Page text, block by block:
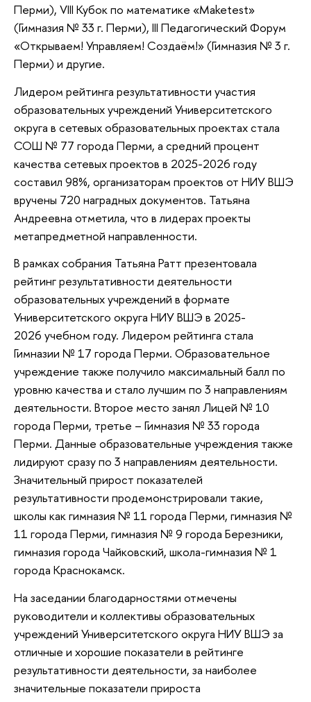
Перми), VIII Кубок по математике «Maketest»
(Гимназия № 33 г. Перми), III Педагогический Форум
«Открываем! Управляем! Создаём!» (Гимназия № 3 г.
Перми) и другие.
Лидером рейтинга результативности участия
образовательных учреждений Университетского
округа в сетевых образовательных проектах стала
СОШ № 77 города Перми, а средний процент
качества сетевых проектов в 2025-2026 году
составил 98%, организаторам проектов от НИУ ВШЭ
вручены 720 наградных документов. Татьяна
Андреевна отметила, что в лидерах проекты
метапредметной направленности.
В рамках собрания Татьяна Ратт презентовала
рейтинг результативности деятельности
образовательных учреждений в формате
Университетского округа НИУ ВШЭ в 2025-
2026 учебном году. Лидером рейтинга стала
Гимназии № 17 города Перми. Образовательное
учреждение также получило максимальный балл по
уровню качества и стало лучшим по 3 направлениям
деятельности. Второе место занял Лицей № 10
города Перми, третье – Гимназия № 33 города
Перми. Данные образовательные учреждения также
лидируют сразу по 3 направлениям деятельности.
Значительный прирост показателей
результативности продемонстрировали такие,
школы как гимназия № 11 города Перми, гимназия №
11 города Перми, гимназия № 9 города Березники,
гимназия города Чайковский, школа-гимназия № 1
города Краснокамск.
На заседании благодарностями отмечены
руководители и коллективы образовательных
учреждений Университетского округа НИУ ВШЭ за
отличные и хорошие показатели в рейтинге
результативности деятельности, за наиболее
значительные показатели прироста